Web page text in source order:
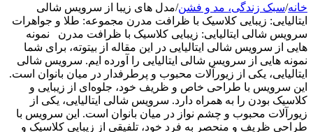
/سبک زندگی، مد و فشن/مدل های زیبا از سرویس شالی
زیبایی کلاسیک با ظرافت مدرن مجموعه: طلا و جواهرات
شالی ایتالیایی: زیبایی کلاسیک با ظرافت مدرن نمونه
از سرویس شالی ایتالیایی در این مقاله از بیتوته، برای شما
هایی از سرویس شالی ایتالیایی را آورده ایم. سرویس شالی
یکی از زیورآلات محبوب و پرطرفدار در میان بانوان است.
سرویس با طراحی خاص و ظریف خود، جلوه‌ای از زیبایی و
بودن را به همراه دارد. سرویس شالی ایتالیایی، یکی از
محبوب و چشم نواز در میان بانوان است. این سرویس با
ظریف و منحصر به فرد خود، تلفیقی از زیبایی کلاسیک و